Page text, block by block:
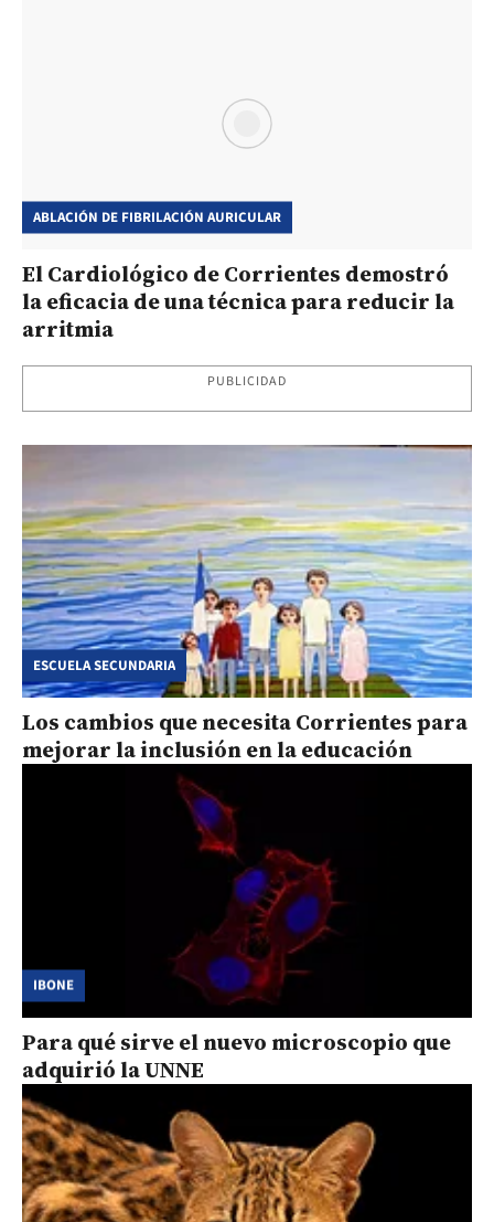
ABLACIÓN DE FIBRILACIÓN AURICULAR
El Cardiológico de Corrientes demostró
la eficacia de una técnica para reducir la
arritmia
PUBLICIDAD
ESCUELA SECUNDARIA
Los cambios que necesita Corrientes para
mejorar la inclusión en la educación
IBONE
Para qué sirve el nuevo microscopio que
adquirió la UNNE